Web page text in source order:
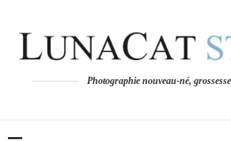
Photographie nouveau-né,